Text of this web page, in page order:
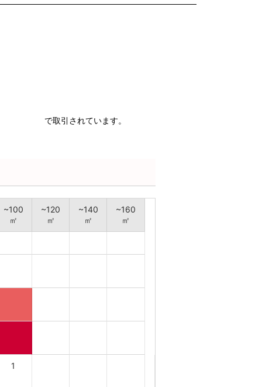
で取引されています。
~100
㎡
~120
㎡
~140
㎡
~160
㎡
1